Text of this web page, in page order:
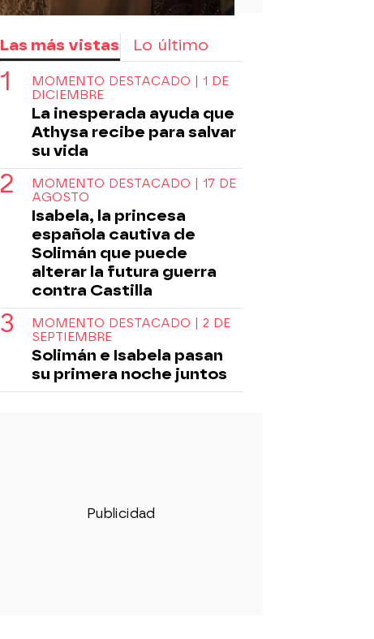
Las más vistas Lo último
MOMENTO DESTACADO | 1 DE
DICIEMBRE
La inesperada ayuda que
Athysa recibe para salvar
su vida
MOMENTO DESTACADO | 17 DE
AGOSTO
Isabela, la princesa
española cautiva de
Solimán que puede
alterar la futura guerra
contra Castilla
MOMENTO DESTACADO | 2 DE
SEPTIEMBRE
Solimán e Isabela pasan
su primera noche juntos